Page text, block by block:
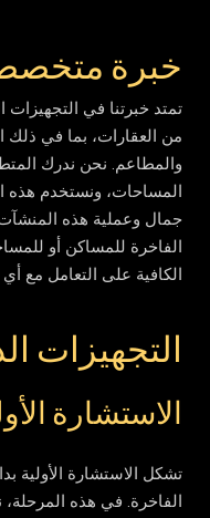
خبرة
تمتد خبرتنا في التجهيزات
من العقارات، بما في ذلك
والمطاعم. نحن ندرك
المساحات، ونستخدم هذه
جمال وعملية هذه
الفاخرة للمساكن أو
الكافية على التعامل مع
التجهيزات
الاستشارة
تشكل الاستشارة الأولية
الفاخرة. في هذه